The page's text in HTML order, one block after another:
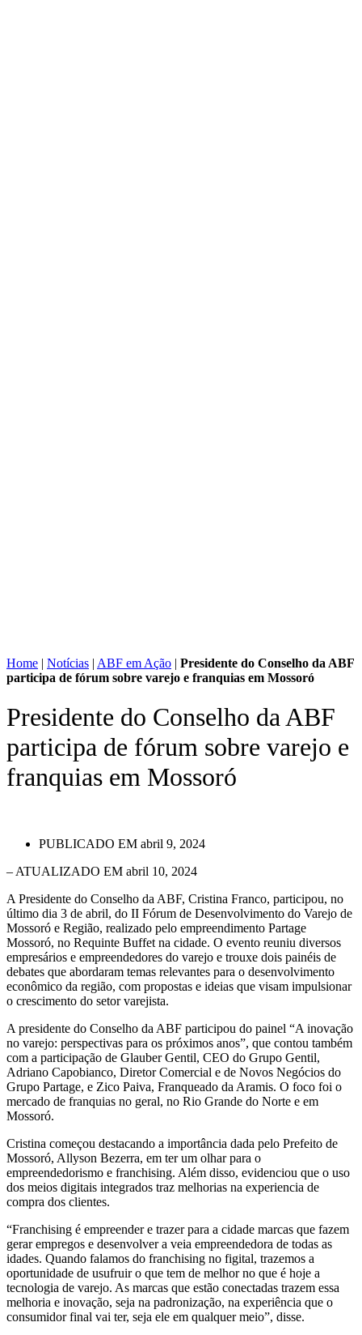
Home | Notícias | ABF em Ação | Presidente do Conselho da ABF
participa de fórum sobre varejo e franquias em Mossoró
Presidente do Conselho da ABF
participa de fórum sobre varejo e
franquias em Mossoró
PUBLICADO EM abril 9, 2024
– ATUALIZADO EM abril 10, 2024
A Presidente do Conselho da ABF, Cristina Franco, participou, no
último dia 3 de abril, do II Fórum de Desenvolvimento do Varejo de
Mossoró e Região, realizado pelo empreendimento Partage
Mossoró, no Requinte Buffet na cidade. O evento reuniu diversos
empresários e empreendedores do varejo e trouxe dois painéis de
debates que abordaram temas relevantes para o desenvolvimento
econômico da região, com propostas e ideias que visam impulsionar
o crescimento do setor varejista.
A presidente do Conselho da ABF participou do painel “A inovação
no varejo: perspectivas para os próximos anos”, que contou também
com a participação de Glauber Gentil, CEO do Grupo Gentil,
Adriano Capobianco, Diretor Comercial e de Novos Negócios do
Grupo Partage, e Zico Paiva, Franqueado da Aramis. O foco foi o
mercado de franquias no geral, no Rio Grande do Norte e em
Mossoró.
Cristina começou destacando a importância dada pelo Prefeito de
Mossoró, Allyson Bezerra, em ter um olhar para o
empreendedorismo e franchising. Além disso, evidenciou que o uso
dos meios digitais integrados traz melhorias na experiencia de
compra dos clientes.
“Franchising é empreender e trazer para a cidade marcas que fazem
gerar empregos e desenvolver a veia empreendedora de todas as
idades. Quando falamos do franchising no figital, trazemos a
oportunidade de usufruir o que tem de melhor no que é hoje a
tecnologia de varejo. As marcas que estão conectadas trazem essa
melhoria e inovação, seja na padronização, na experiência que o
consumidor final vai ter, seja ele em qualquer meio”, disse.